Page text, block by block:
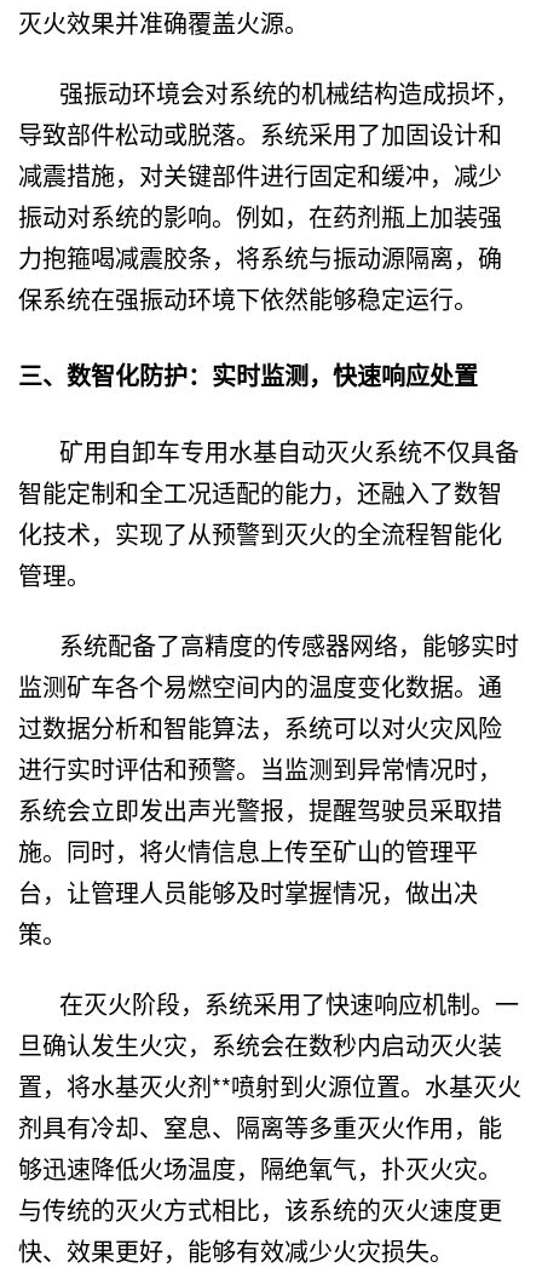
灭火效果并准确覆盖火源。
强振动环境会对系统的机械结构造成损坏，
导致部件松动或脱落。系统采用了加固设计和
减震措施，对关键部件进行固定和缓冲，减少
振动对系统的影响。例如，在药剂瓶上加装强
力抱箍喝减震胶条，将系统与振动源隔离，确
保系统在强振动环境下依然能够稳定运行。
三、数智化防护：实时监测，快速响应处置
矿用自卸车专用水基自动灭火系统不仅具备
智能定制和全工况适配的能力，还融入了数智
化技术，实现了从预警到灭火的全流程智能化
管理。
系统配备了高精度的传感器网络，能够实时
监测矿车各个易燃空间内的温度变化数据。通
过数据分析和智能算法，系统可以对火灾风险
进行实时评估和预警。当监测到异常情况时，
系统会立即发出声光警报，提醒驾驶员采取措
施。同时，将火情信息上传至矿山的管理平
台，让管理人员能够及时掌握情况，做出决
策。
在灭火阶段，系统采用了快速响应机制。一
旦确认发生火灾，系统会在数秒内启动灭火装
置，将水基灭火剂**喷射到火源位置。水基灭火
剂具有冷却、窒息、隔离等多重灭火作用，能
够迅速降低火场温度，隔绝氧气，扑灭火灾。
与传统的灭火方式相比，该系统的灭火速度更
快、效果更好，能够有效减少火灾损失。